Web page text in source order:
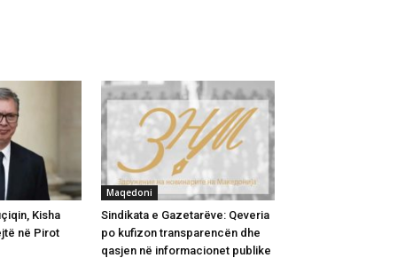
Kisha
në Pirot
Maqedoni
Sindikata e Gazetarëve: Qeveria
po kufizon transparencën dhe
qasjen në informacionet publike